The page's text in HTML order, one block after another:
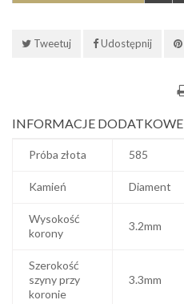
Tweetuj Udostępnij
INFORMACJE DODATKOWE
Próba złota 585
Kamień Diament
Wysokość
korony
3.2mm
Szerokość
szyny przy
koronie
3.3mm